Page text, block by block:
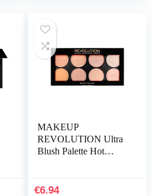
MAKEUP
REVOLUTION Ultra
Blush Palette Hot
€6.94